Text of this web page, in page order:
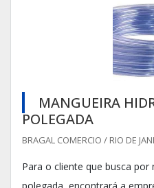
MANGUEIRA
POLEGADA
BRAGAL COMERCIO / RIO DE
Para o cliente que busca por